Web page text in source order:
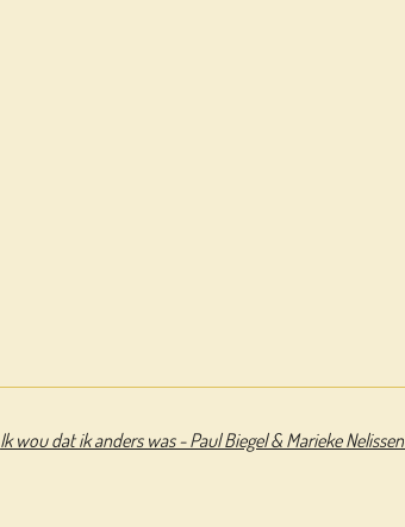
Ik wou dat ik anders was - Paul Biegel & Marieke Nelissen